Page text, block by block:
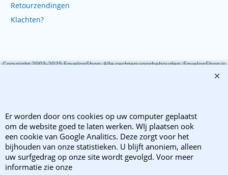
Retourzendingen
Klachten?
Copyright 2003-2025 EnvelopShop. Alle rechten voorbehouden. EnvelopShop is
Er worden door ons cookies op uw computer geplaatst
om de website goed te laten werken. WIj plaatsen ook
een cookie van Google Analitics. Deze zorgt voor het
bijhouden van onze statistieken. U blijft anoniem, alleen
uw surfgedrag op onze site wordt gevolgd. Voor meer
informatie zie onze